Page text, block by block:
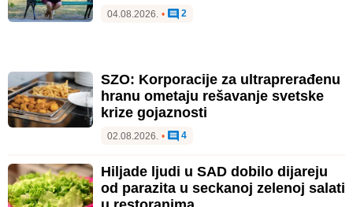
04.08.2026. • 2
SZO: Korporacije za ultraprerađenu
hranu ometaju rešavanje svetske
krize gojaznosti
02.08.2026. • 4
Hiljade ljudi u SAD dobilo dijareju
od parazita u seckanoj zelenoj salati